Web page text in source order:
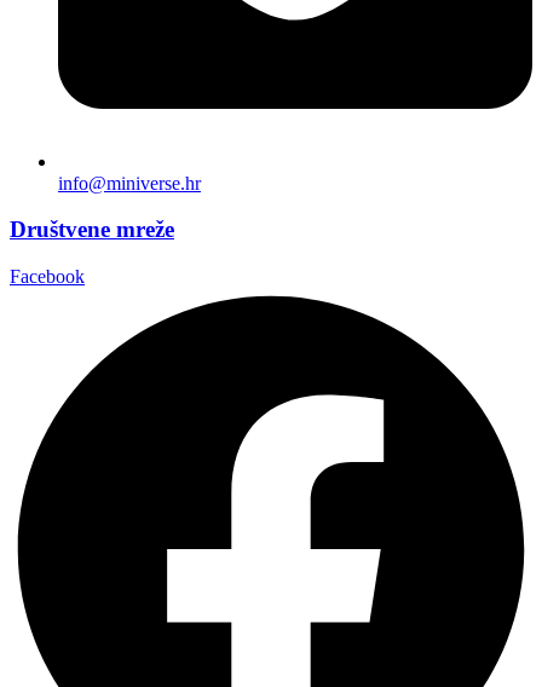
info@miniverse.hr
Društvene mreže
Facebook